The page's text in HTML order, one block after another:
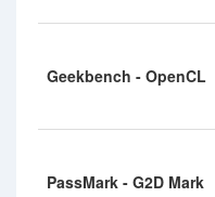
Geekbench - OpenCL
PassMark - G2D Mark